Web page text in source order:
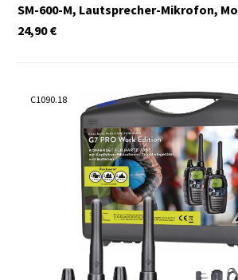
SM-600-M, Lautsprecher-Mikrofon,
€
24,90
C1090.18